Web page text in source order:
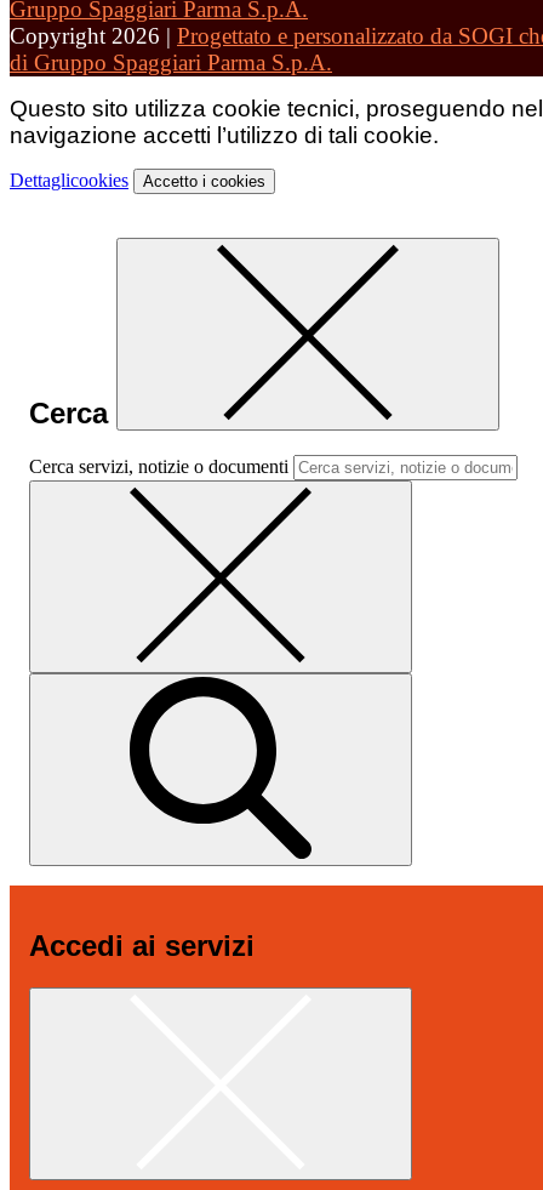
Copyright 2026 | Progettato e personalizzato da SOGI
di Gruppo Spaggiari Parma S.p.A.
Questo sito utilizza cookie tecnici, proseguendo
navigazione accetti l’utilizzo di tali cookie.
Dettaglicookies Accetto i cookies
Cerca
Cerca servizi, notizie o documenti
Accedi ai servizi